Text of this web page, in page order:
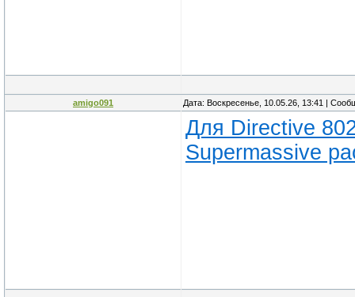
amigo091 Дата: Воскресенье, 10.05.26, 13:41 |
Для Directive
Supermassive